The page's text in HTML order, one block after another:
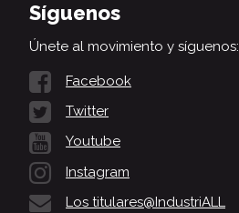
Síguenos
Únete al movimiento y síguenos:
Facebook
Twitter
Youtube
Instagram
Los titulares@IndustriALL